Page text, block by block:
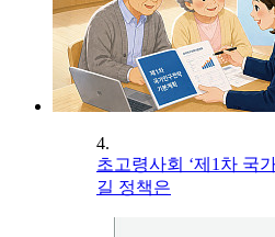
4.
초고령사회 ‘제1차 국
길 정책은